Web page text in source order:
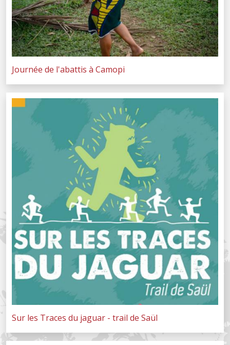
Journée de l'abattis à Camopi
Sur les Traces du jaguar - trail de Saül